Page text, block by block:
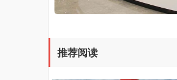
推荐阅读